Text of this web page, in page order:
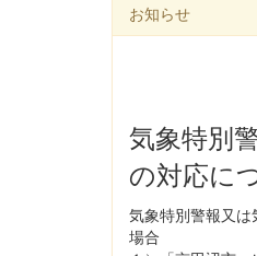
お知らせ
気象特別
の対応に
気象特別警報又
場合